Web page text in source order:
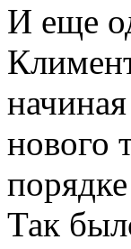
И еще
нового
Так